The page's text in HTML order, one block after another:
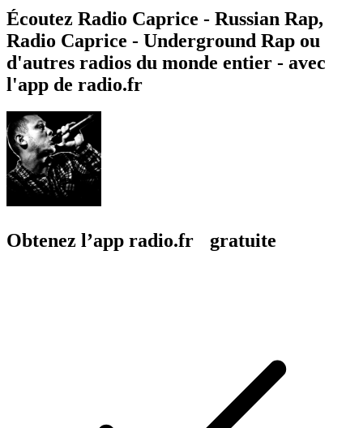
Écoutez Radio Caprice - Russian Rap,
Radio Caprice - Underground Rap ou
d'autres radios du monde entier - avec
l'app de radio.fr
Obtenez l’app radio.fr gratuite